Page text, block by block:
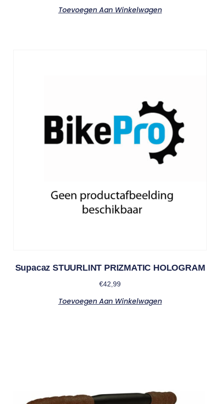
Toevoegen Aan Winkelwagen
Supacaz STUURLINT PRIZMATIC HOLOGRAM
€42,99
Toevoegen Aan Winkelwagen